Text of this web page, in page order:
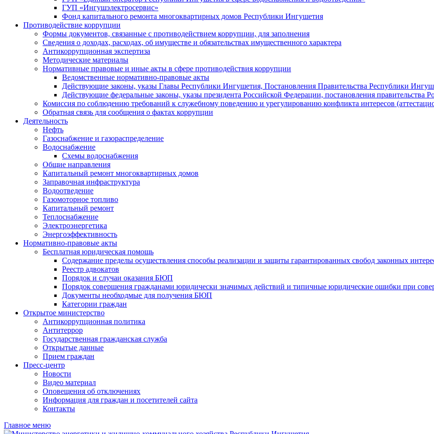
ГУП «Ингушэлектросервис»
Фонд капитального ремонта многоквартирных домов Республики Ингушетия
Противодействие коррупции
Формы документов, связанные с противодействием коррупции, для заполнения
Сведения о доходах, расходах, об имуществе и обязательствах имущественного характера
Антикоррупционная экспертиза
Методические материалы
Нормативные правовые и иные акты в сфере противодействия коррупции
Ведомственные нормативно-правовые акты
Действующие законы, указы Главы Республики Ингушетия, Постановления Правительства Республики
Действующие федеральные законы, указы президента Российской Федерации, постановления правительства
Комиссия по соблюдению требований к служебному поведению и урегулированию конфликта интересов
Обратная связь для сообщения о фактах коррупции
Деятельность
Нефть
Газоснабжение и газораспределение
Водоснабжение
Схемы водоснабжения
Общие направления
Капитальный ремонт многоквартирных домов
Заправочная инфраструктура
Водоотведение
Газомоторное топливо
Капитальный ремонт
Теплоснабжение
Электроэнергетика
Энергоэффективность
Нормативно-правовые акты
Бесплатная юридическая помощь
Содержание пределы осуществления способы реализации и защиты гарантированных свобод законных
Реестр адвокатов
Порядок и случаи оказания БЮП
Порядок совершения гражданами юридически значимых действий и типичные юридические ошибки при
Документы необходмые для получения БЮП
Категории граждан
Открытое министерство
Антикоррупционная политика
Антитеррор
Государственная гражданская служба
Открытые данные
Прием граждан
Пресс-центр
Новости
Видео материал
Оповещения об отключениях
Информация для граждан и посетителей сайта
Контакты
Главное меню